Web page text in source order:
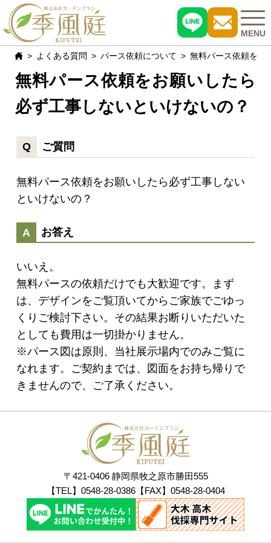
MENU
施工事例
おすすめ商品
お客様の声
現場レポート
よくある質問
会社概要
よくある質問 パース依頼について 無料パース依頼をお
無料パース依頼をお願いしたら
必ず工事しないといけないの？
ご質問
無料パース依頼をお願いしたら必ず工事しない
といけないの？
お答え
いいえ。
無料パースの依頼だけでも大歓迎です。まず
は、デザインをご覧頂いてからご家族でごゆっ
くりご検討下さい。その結果お断りいただいた
としても費用は一切掛かりません。
※パース図は原則、当社展示場内でのみご覧に
なれます。ご契約までは、図面をお持ち帰りで
きませんので、ご了承ください。
〒421-0406 静岡県牧之原市勝田555
【TEL】0548-28-0386【FAX】0548-28-0404